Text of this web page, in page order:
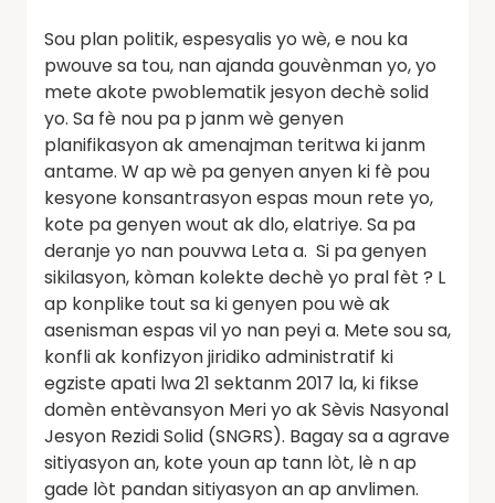
Sou plan politik, espesyalis yo wè, e nou ka
pwouve sa tou, nan ajanda gouvènman yo, yo
mete akote pwoblematik jesyon dechè solid
yo. Sa fè nou pa p janm wè genyen
planifikasyon ak amenajman teritwa ki janm
antame. W ap wè pa genyen anyen ki fè pou
kesyone konsantrasyon espas moun rete yo,
kote pa genyen wout ak dlo, elatriye. Sa pa
deranje yo nan pouvwa Leta a. Si pa genyen
sikilasyon, kòman kolekte dechè yo pral fèt ? L
ap konplike tout sa ki genyen pou wè ak
asenisman espas vil yo nan peyi a. Mete sou sa,
konfli ak konfizyon jiridiko administratif ki
egziste apati lwa 21 sektanm 2017 la, ki fikse
domèn entèvansyon Meri yo ak Sèvis Nasyonal
Jesyon Rezidi Solid (SNGRS). Bagay sa a agrave
sitiyasyon an, kote youn ap tann lòt, lè n ap
gade lòt pandan sitiyasyon an ap anvlimen.